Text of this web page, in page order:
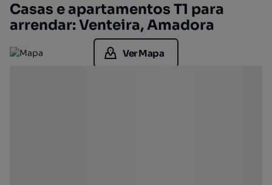
Casas e apartamentos T1 para
arrendar: Venteira, Amadora
Ver Mapa